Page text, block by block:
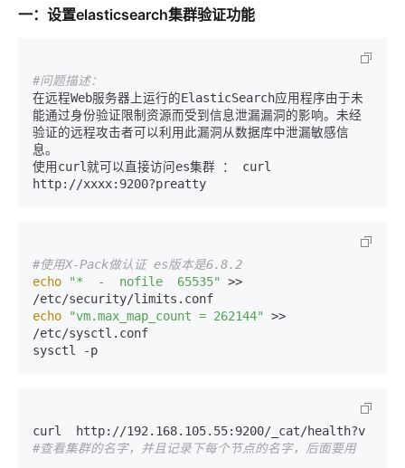
一：设置elasticsearch集群验证功能
#问题描述：
在远程Web服务器上运行的ElasticSearch应用程序由于未
能通过身份验证限制资源而受到信息泄漏漏洞的影响。未经
验证的远程攻击者可以利用此漏洞从数据库中泄漏敏感信
息。
使用curl就可以直接访问es集群 ： curl
http://xxxx:9200?preatty
#使用X-Pack做认证 es版本是6.8.2
echo
"*  -  nofile  65535"
>>
echo
"vm.max_map_count = 262144"
>>
/etc/sysctl.conf
sysctl -p
#查看集群的名字，并且记录下每个节点的名字，后面要用